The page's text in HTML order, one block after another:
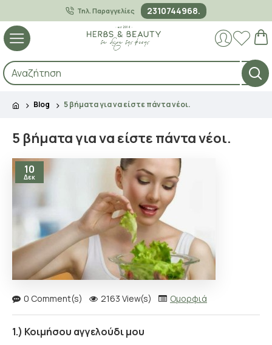
Τηλ. Παραγγελίες 2310744968.
Blog 5 βήματα για να είστε πάντα νέοι.
5 βήματα για να είστε πάντα νέοι.
10
Δεκ
0 Comment(s) 2163 View(s) Ομορφιά
1.) Κοιμήσου αγγελούδι μου